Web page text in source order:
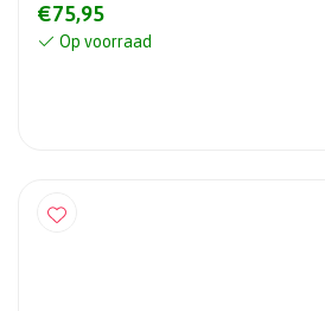
€75,95
Op voorraad